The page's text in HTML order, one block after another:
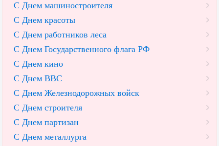
С Днем машиностроителя
С Днем красоты
С Днем работников леса
С Днем Государственного флага РФ
С Днем кино
С Днем ВВС
С Днем Железнодорожных войск
С Днем строителя
С Днем партизан
С Днем металлурга